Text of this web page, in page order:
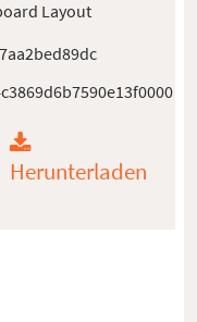
Layout
Herunterladen